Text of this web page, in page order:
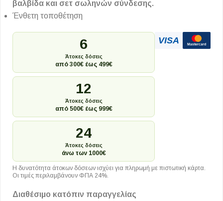
βαλβίδα και σετ σωληνών σύνδεσης.
Ένθετη τοποθέτηση
6
Άτοκες δόσεις
από 300€ έως 499€
12
Άτοκες δόσεις
από 500€ έως 999€
24
Άτοκες δόσεις
άνω των 1000€
VISA Mastercard
Η δυνατότητα άτοκων δόσεων ισχύει για πληρωμή με πιστωτική κάρτα.
Οι τιμές περιλαμβάνουν ΦΠΑ 24%.
Διαθέσιμο κατόπιν παραγγελίας